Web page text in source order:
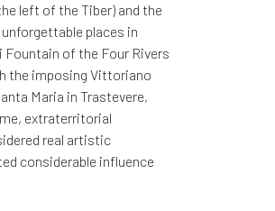
группеуникальной
left of the Tiber) and the
places in
Fountain of the Four Rivers
the imposing Vittoriano
Maria in Trastevere,
extraterritorial
real artistic
considerable influence